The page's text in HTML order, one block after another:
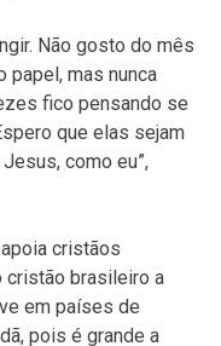
Não gosto do mês
papel, mas nunca
fico pensando se
que elas sejam
como eu”,
cristãos
cristão brasileiro a
em países de
pois é grande a